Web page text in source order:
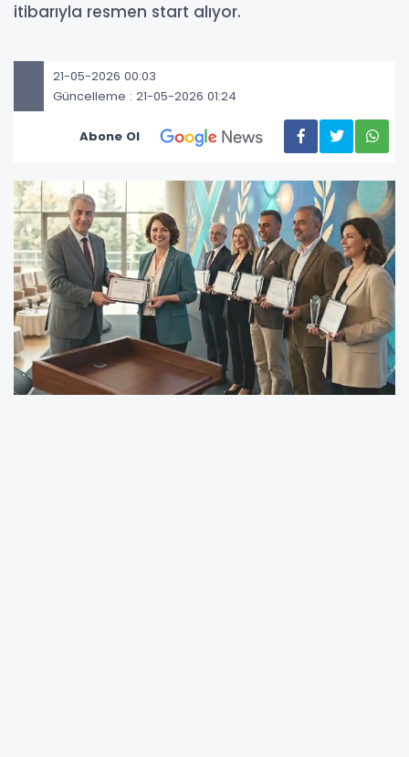
itibarıyla resmen start alıyor.
21-05-2026 00:03
Güncelleme : 21-05-2026 01:24
Abone Ol